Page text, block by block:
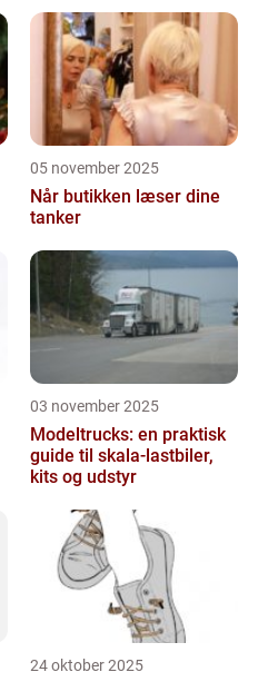
05 november 2025
Når butikken læser dine
tanker
03 november 2025
Modeltrucks: en praktisk
guide til skala-lastbiler,
kits og udstyr
24 oktober 2025